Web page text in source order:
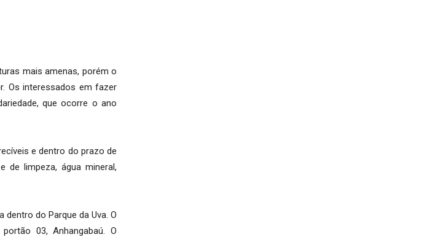
mais amenas, porém o
Os interessados em fazer
que ocorre o ano
e dentro do prazo de
de limpeza, água mineral,
do Parque da Uva. O
03, Anhangabaú. O